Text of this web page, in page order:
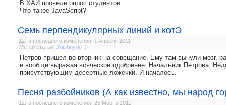
В ХАИ провели опрос студентов...
Что такое JavaScript?
Семь перпендикулярных линий и котЭ
Дата последнего изменения: 1 Апреля 2011
Метки статьи: Улыбнуло :)
Петров пришел во вторник на совещание. Ему там вынули мозг,
и вообще выражая всяческое одобрение. Начальник Петрова,
присутствующим десертные ложечки. И началось.
Песня разбойников (А как известно, мы народ
Дата последнего изменения: 25 Марта 2011